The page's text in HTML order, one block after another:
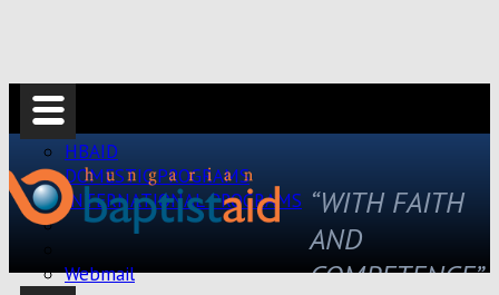
HBAID
DOMESTIC PROGRAMS
INTERNATIONAL PROGRAMS
Webmail
“WITH FAITH
AND
COMPETENCE”